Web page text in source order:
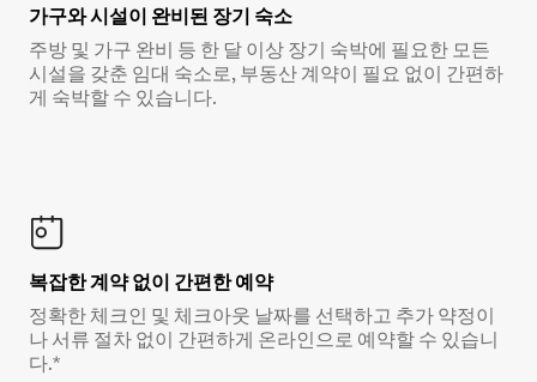
가구와 시설이 완비된 장기 숙소
주방 및 가구 완비 등 한 달 이상 장기 숙박에 필요한 모든
시설을 갖춘 임대 숙소로, 부동산 계약이 필요 없이 간편하
게 숙박할 수 있습니다.
복잡한 계약 없이 간편한 예약
정확한 체크인 및 체크아웃 날짜를 선택하고 추가 약정이
나 서류 절차 없이 간편하게 온라인으로 예약할 수 있습니
다.*